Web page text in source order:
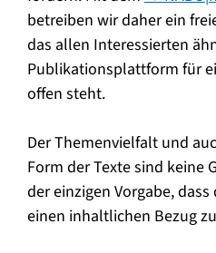
betreiben wir daher ein
das allen Interessierten
Publikationsplattform für
offen steht.
Der Themenvielfalt und
Form der Texte sind keine
der einzigen Vorgabe,
einen inhaltlichen Bezug